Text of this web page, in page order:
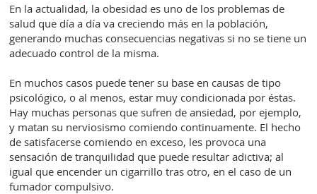
En la actualidad, la obesidad es uno de los problemas de
salud que día a día va creciendo más en la población,
generando muchas consecuencias negativas si no se tiene un
adecuado control de la misma.
En muchos casos puede tener su base en causas de tipo
psicológico, o al menos, estar muy condicionada por éstas.
Hay muchas personas que sufren de ansiedad, por ejemplo,
y matan su nerviosismo comiendo continuamente. El hecho
de satisfacerse comiendo en exceso, les provoca una
sensación de tranquilidad que puede resultar adictiva; al
igual que encender un cigarrillo tras otro, en el caso de un
fumador compulsivo.